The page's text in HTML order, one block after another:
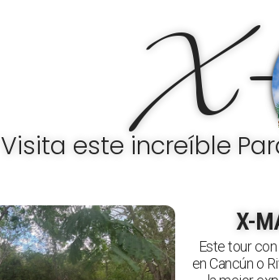
X-
Visita este increíble
X-
Este tour
en Cancún o